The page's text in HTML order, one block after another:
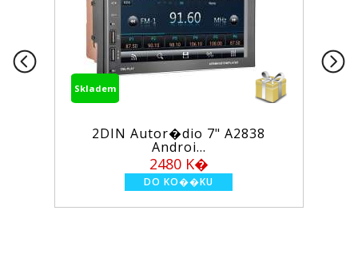
Skladem
2DIN Autor�dio 7" A2838
Androi...
2480 K�